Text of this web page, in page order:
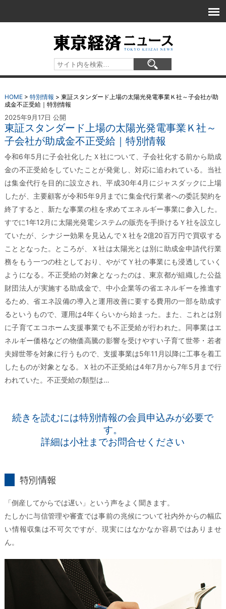
HOME> 特別情報 > 東証スタンダード上場の太陽光発電事業Ｋ社～子会社が助
成金不正受給｜特別情報
2025年9月17日 公開
東証スタンダード上場の太陽光発電事業Ｋ社～
子会社が助成金不正受給｜特別情報
令和6年5月に子会社化したＸ社について、子会社化する前から助成
金の不正受給をしていたことが発覚し、対応に追われている。当社
は集金代行を目的に設立され、平成30年4月にジャスダックに上場
したが、主要顧客が令和5年9月までに集金代行業者への委託契約を
終了すると、新たな事業の柱を求めてエネルギー事業に参入した。
すでに1年12月に太陽光発電システムの販売を手掛けるＹ社を設立し
ていたが、シナジー効果を見込んでＸ社を2億20百万円で買収する
こととなった。ところが、Ｘ社は太陽光とは別に助成金申請代行業
務をもう一つの柱としており、やがてＹ社の事業にも浸透していく
ようになる。不正受給の対象となったのは、東京都が組織した公益
財団法人が実施する助成金で、中小企業等の省エネルギーを推進す
るため、省エネ設備の導入と運用改善に要する費用の一部を助成す
るというもので、運用は4年くらいから始まった。また、これとは別
に子育てエコホーム支援事業でも不正受給が行われた。同事業はエ
ネルギー価格などの物価高騰の影響を受けやすい子育て世帯・若者
夫婦世帯を対象に行うもので、支援事業は5年11月以降に工事を着工
したものが対象となる。Ｘ社の不正受給は4年7月から7年5月まで行
われていた。不正受給の類型は…
続きを読むには特別情報の会員申込みが必要で
す。
詳細は小社までお問合せください
「倒産してからでは遅い」という声をよく聞きます。
たしかに与信管理や審査では事前の兆候について社内外からの幅広
い情報収集は不可欠ですが、現実にはなかなか容易ではありませ
ん。